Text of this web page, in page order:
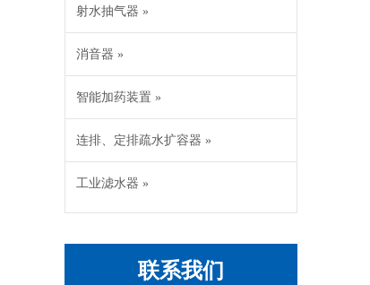
射水抽气器 »
消音器 »
智能加药装置 »
连排、定排疏水扩容器 »
工业滤水器 »
联系我们